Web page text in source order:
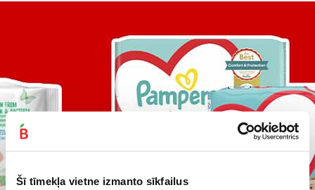
Šī tīmekļa vietne izmanto sīkfailus